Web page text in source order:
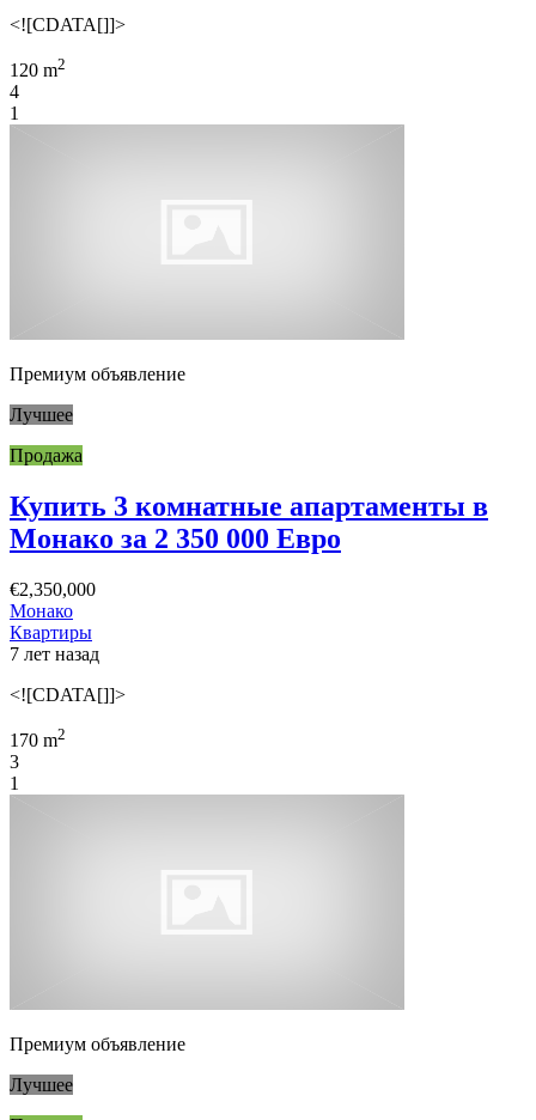
<![CDATA[]]>
120 m2
4
1
Премиум объявление
Лучшее
Продажа
Купить 3 комнатные апартаменты в
Монако за 2 350 000 Евро
€2,350,000
Монако
Квартиры
7 лет назад
<![CDATA[]]>
170 m2
3
1
Премиум объявление
Лучшее